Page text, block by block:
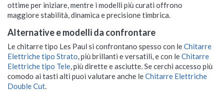
ottime per iniziare, mentre i modelli più curati offrono
maggiore stabilità, dinamica e precisione timbrica.
Alternative e modelli da confrontare
Le chitarre tipo Les Paul si confrontano spesso con leChitarre
Elettriche tipo Strato, più brillanti e versatili, e con leChitarre
Elettriche tipo Tele, più dirette e asciutte. Se cerchi accesso più
comodo ai tasti alti puoi valutare anche leChitarre Elettriche
Double Cut.